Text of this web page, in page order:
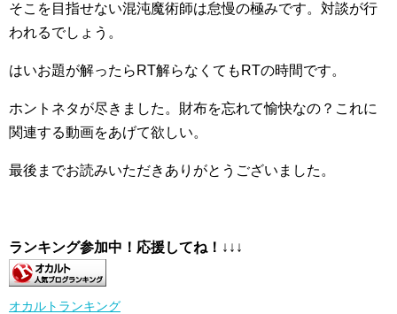
そこを目指せない混沌魔術師は怠慢の極みです。対談が行
われるでしょう。
はいお題が解ったらRT解らなくてもRTの時間です。
ホントネタが尽きました。財布を忘れて愉快なの？これに
関連する動画をあげて欲しい。
最後までお読みいただきありがとうございました。
ランキング参加中！応援してね！ ↓↓↓
オカルトランキング